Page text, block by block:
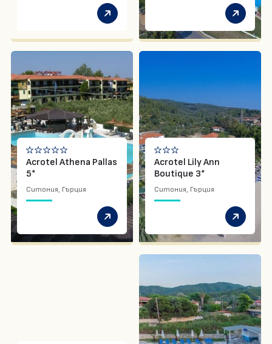
Acrotel Athena Pallas
5*
Ситония, Гърция
Acrotel Lily Ann
Boutique 3*
Ситония, Гърция